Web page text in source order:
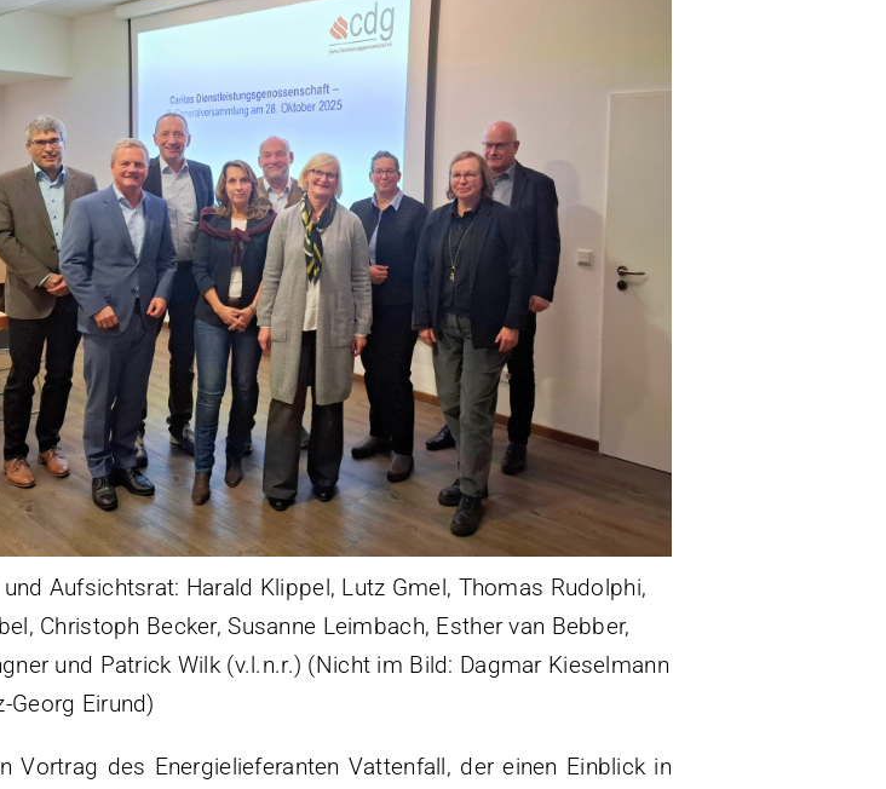
Aufsichtsrat: Harald Klippel, Lutz Gmel, Thomas Rudolphi,
Christoph Becker, Susanne Leimbach, Esther van Bebber,
und Patrick Wilk (v.l.n.r.) (Nicht im Bild: Dagmar Kieselmann
Georg Eirund)
Vortrag des Energielieferanten Vattenfall, der einen Einblick in